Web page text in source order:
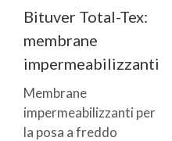
Bituver Total-Tex:
membrane
impermeabilizzanti
Membrane
impermeabilizzanti per
la posa a freddo